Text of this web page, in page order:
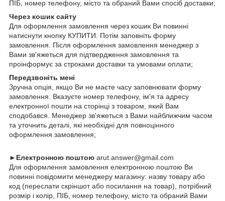
ПІБ, номер телефону, місто та обраний Вами спосіб доставки;
Через кошик сайту
Для оформлення замовлення через кошик Ви повинні
натиснути кнопку КУПИТИ. Потім заповніть форму
замовлення. Після оформлення замовлення менеджер з
Вами зв'яжеться для підтвердження замовлення та
проінформує за строками доставки та умовами оплати;
Передзвоніть мені
Зручна опція, якщо Ви не маєте часу заповнювати форму
замовлення. Вказуєте номер телефону, ім'я та адресу
електронної пошти на сторінці з товаром, який Вам
сподобався. Менеджер зв'яжеться з Вами найближчим часом
та уточнить деталі, які необхідні для повноцінного
оформлення замовлення;
►Електронною поштою arut.answer@gmail.com
Для оформлення замовлення електронною поштою Ви
повинні повідомити менеджеру магазину: назву товару або
код (переслати скріншот або посилання на товар), потрібний
розмір і колір, ПІБ, номер телефону, місто та обраний Вами